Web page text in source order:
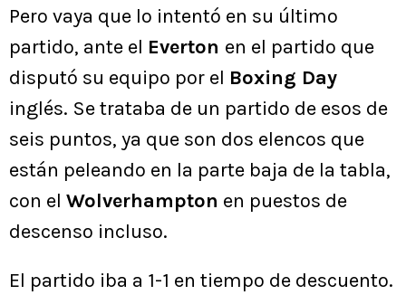
Pero vaya que lo intentó en su último
partido, ante el Everton en el partido que
disputó su equipo por el Boxing Day
inglés. Se trataba de un partido de esos de
seis puntos, ya que son dos elencos que
están peleando en la parte baja de la tabla,
con el Wolverhampton en puestos de
descenso incluso.
El partido iba a 1-1 en tiempo de descuento.